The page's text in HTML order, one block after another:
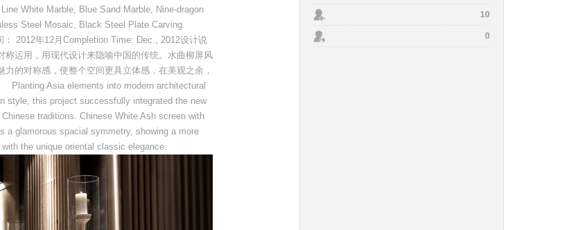
White Marble, Blue Sand Marble, Nine-dragon
Steel Mosaic, Black Steel Plate Carving.
2012年12月Completion Time: Dec., 2012设计说
运用，用现代设计来隐喻中国的传统。水曲柳屏风
的对称感，使整个空间更具立体感，在美观之余，
Planting Asia elements into modern architectural
style, this project successfully integrated the new
traditions. Chinese White Ash screen with
a glamorous spacial symmetry, showing a more
the unique oriental classic elegance.
10
0